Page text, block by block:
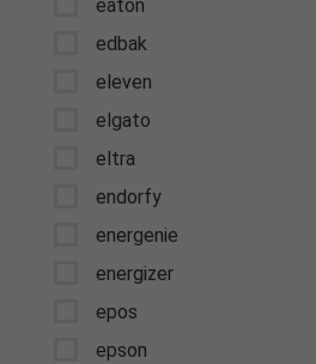
eaton
edbak
eleven
elgato
eltra
endorfy
energenie
energizer
epos
epson